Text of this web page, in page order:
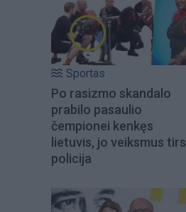
Sportas
Po rasizmo skandalo
prabilo pasaulio
čempionei kenkęs
lietuvis, jo veiksmus tirs
policija